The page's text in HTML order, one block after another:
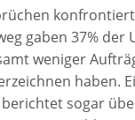
gaben 37% der
weniger
haben.
sogar